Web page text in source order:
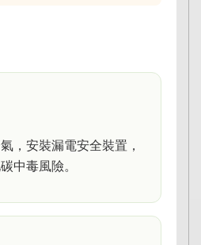
，安裝漏電安全裝置，
中毒風險。